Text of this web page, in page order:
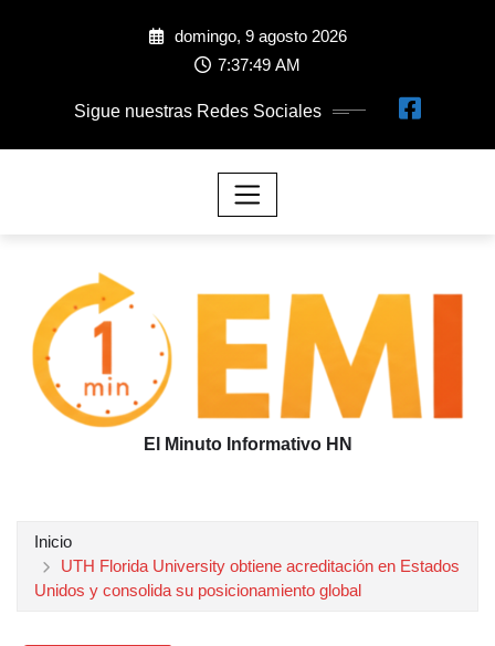
domingo, 9 agosto 2026
7:37:50 AM
Sigue nuestras Redes Sociales
El Minuto Informativo HN
Inicio
UTH Florida University obtiene acreditación en Estados
Unidos y consolida su posicionamiento global